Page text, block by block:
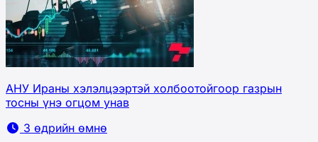
АНУ Ираны хэлэлцээртэй холбоотойгоор газрын
тосны үнэ огцом унав
3 өдрийн өмнө